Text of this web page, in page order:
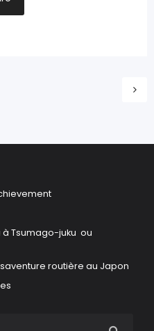
Tsumago-juku ou
routière au Japon